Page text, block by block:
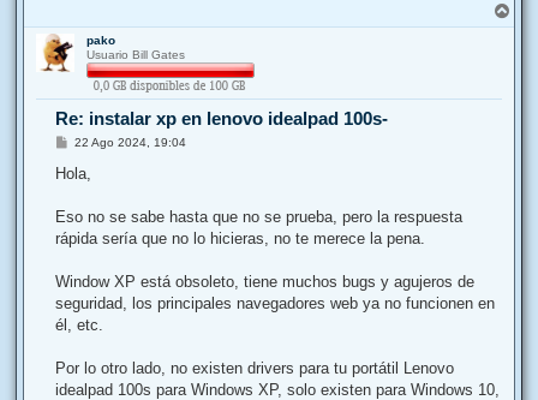
r
pako
Usuario Bill Gates
Re: instalar xp en lenovo idealpad 100s-
M
n
j
22 Ago 2024, 19:04
Hola,
Eso no se sabe hasta que no se prueba, pero la respuesta
rápida sería que no lo hicieras, no te merece la pena.
Window XP está obsoleto, tiene muchos bugs y agujeros de
seguridad, los principales navegadores web ya no funcionen en
él, etc.
Por lo otro lado, no existen drivers para tu portátil Lenovo
idealpad 100s para Windows XP, solo existen para Windows 10,